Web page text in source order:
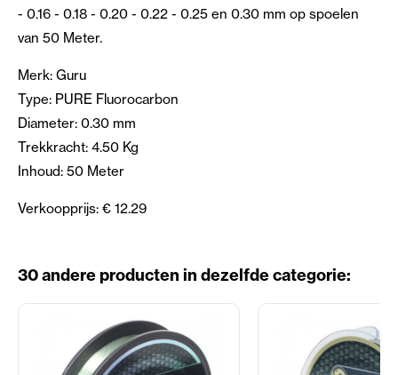
- 0.16 - 0.18 - 0.20 - 0.22 - 0.25 en 0.30 mm op spoelen
van 50 Meter.
Merk: Guru
Type: PURE Fluorocarbon
Diameter: 0.30 mm
Trekkracht: 4.50 Kg
Inhoud: 50 Meter
Verkoopprijs: € 12.29
30 andere producten in dezelfde categorie: